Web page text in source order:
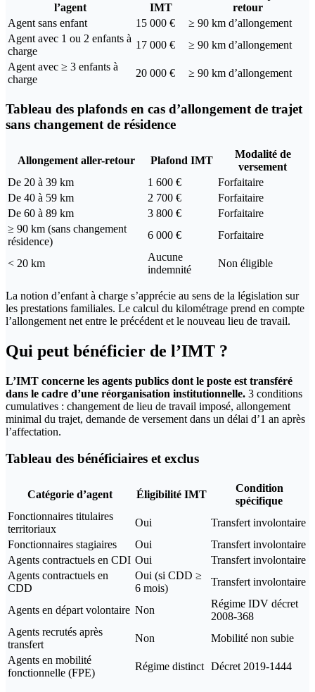
l’agent
IMT
retour
Agent sans enfant
15 000 €
≥ 90 km d’allongement
Agent avec 1 ou 2 enfants à
charge
17 000 €
≥ 90 km d’allongement
Agent avec ≥ 3 enfants à
charge
20 000 € ≥ 90 km d’allongement
Tableau des plafonds en cas d’allongement de trajet
sans changement de résidence
Allongement aller-retour Plafond IMT
Modalité de
versement
De 20 à 39 km
1 600 €
Forfaitaire
De 40 à 59 km
2 700 €
Forfaitaire
De 60 à 89 km
3 800 €
Forfaitaire
≥ 90 km (sans changement
résidence)
6 000 € Forfaitaire
< 20 km
Aucune
indemnité
Non éligible
La notion d’enfant à charge s’apprécie au sens de la législation sur
les prestations familiales. Le calcul du kilométrage prend en compte
l’allongement net entre le précédent et le nouveau lieu de travail.
Qui peut bénéficier de l’IMT ?
L’IMT concerne les agents publics dont le poste est transféré
dans le cadre d’une réorganisation institutionnelle. 3 conditions
cumulatives : changement de lieu de travail imposé, allongement
minimal du trajet, demande de versement dans un délai d’1 an après
l’affectation.
Tableau des bénéficiaires et exclus
Catégorie d’agent Éligibilité IMT
Condition
spécifique
Fonctionnaires titulaires
territoriaux
Oui
Transfert involontaire
Fonctionnaires stagiaires
Oui
Transfert involontaire
Agents contractuels en CDI Oui
Transfert involontaire
Agents contractuels en
CDD
Oui (si CDD ≥
6 mois)
Transfert involontaire
Agents en départ volontaire Non
Régime IDV décret
2008-368
Agents recrutés après
transfert
Non
Mobilité non subie
Agents en mobilité
fonctionnelle (FPE)
Régime distinct Décret 2019-1444